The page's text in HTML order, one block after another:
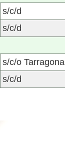
s/c/d
s/c/d
s/c/o Tarragona
s/c/d